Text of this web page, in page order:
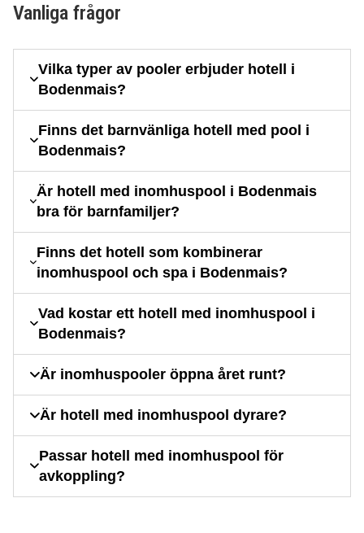
Vanliga frågor
Vilka typer av pooler erbjuder hotell i
Bodenmais?
Finns det barnvänliga hotell med pool i
Bodenmais?
Är hotell med inomhuspool i Bodenmais
bra för barnfamiljer?
Finns det hotell som kombinerar
inomhuspool och spa i Bodenmais?
Vad kostar ett hotell med inomhuspool i
Bodenmais?
Är inomhuspooler öppna året runt?
Är hotell med inomhuspool dyrare?
Passar hotell med inomhuspool för
avkoppling?